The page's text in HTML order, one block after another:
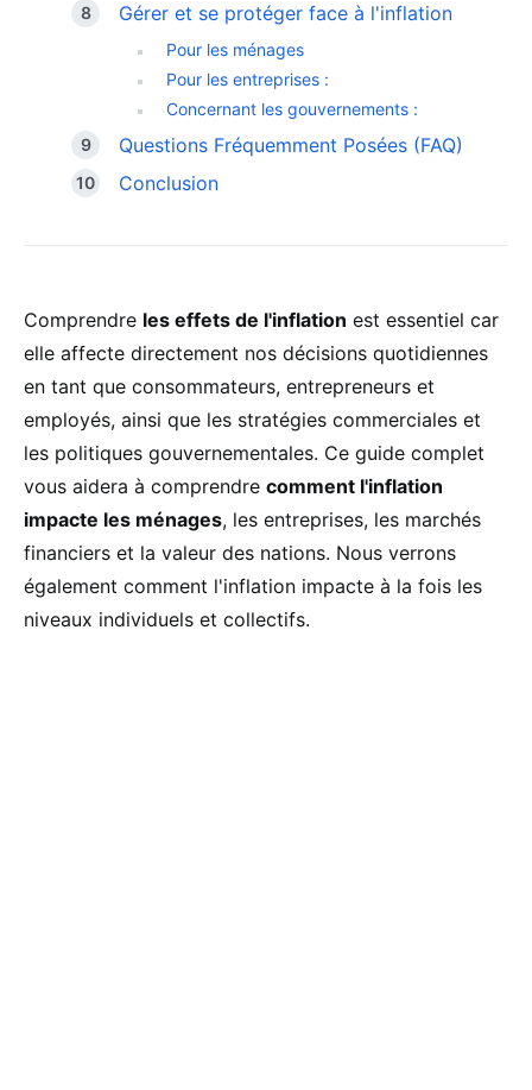
Gérer et se protéger face à l'inflation
Pour les ménages
Pour les entreprises :
Concernant les gouvernements :
Questions Fréquemment Posées (FAQ)
Conclusion
Comprendre les effets de l'inflation est essentiel car
elle affecte directement nos décisions quotidiennes
en tant que consommateurs, entrepreneurs et
employés, ainsi que les stratégies commerciales et
les politiques gouvernementales. Ce guide complet
vous aidera à comprendre comment l'inflation
impacte les ménages, les entreprises, les marchés
financiers et la valeur des nations. Nous verrons
également comment l'inflation impacte à la fois les
niveaux individuels et collectifs.